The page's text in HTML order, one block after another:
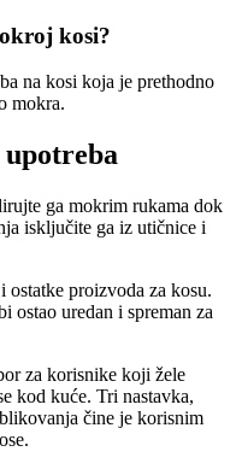
kosi?
na kosi koja je prethodno
mokra.
upotreba
ga mokrim rukama dok
isključite ga iz utičnice i
ostatke proizvoda za kosu.
ostao uredan i spreman za
za korisnike koji žele
kod kuće. Tri nastavka,
čine je korisnim